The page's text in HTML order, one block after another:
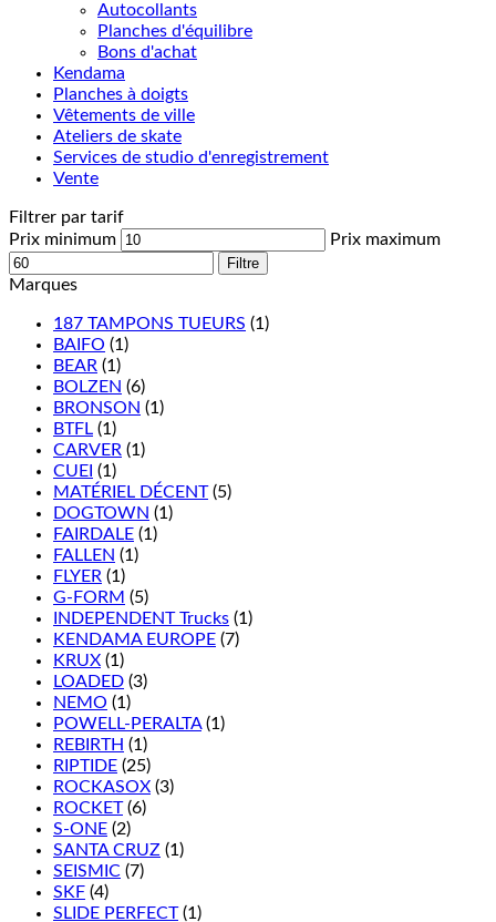
Autocollants
Planches d'équilibre
Bons d'achat
Kendama
Planches à doigts
Vêtements de ville
Ateliers de skate
Services de studio d'enregistrement
Vente
Filtrer par tarif
Prix minimum
Prix maximum
Filtre
Marques
187 TAMPONS TUEURS (1)
BAIFO (1)
BEAR (1)
BOLZEN (6)
BRONSON (1)
BTFL (1)
CARVER (1)
CUEI (1)
MATÉRIEL DÉCENT (5)
DOGTOWN (1)
FAIRDALE (1)
FALLEN (1)
FLYER (1)
G-FORM (5)
INDEPENDENT Trucks (1)
KENDAMA EUROPE (7)
KRUX (1)
LOADED (3)
NEMO (1)
POWELL-PERALTA (1)
REBIRTH (1)
RIPTIDE (25)
ROCKASOX (3)
ROCKET (6)
S-ONE (2)
SANTA CRUZ (1)
SEISMIC (7)
SKF (4)
SLIDE PERFECT (1)